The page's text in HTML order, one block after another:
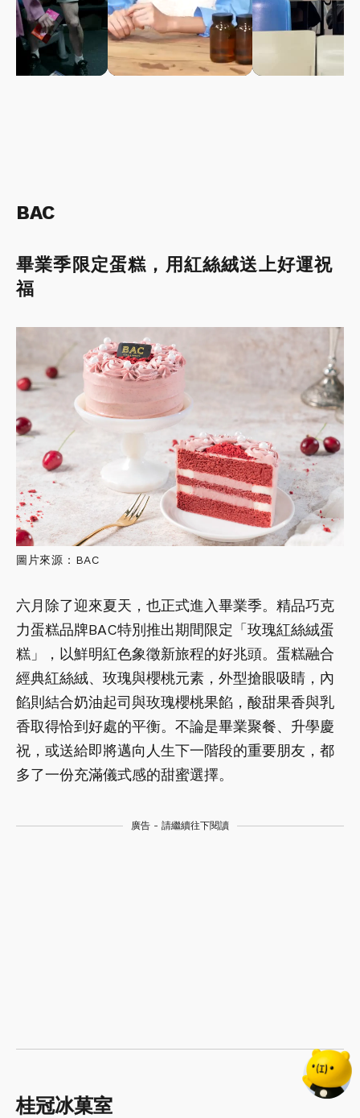
BAC
畢業季限定蛋糕，用紅絲絨送上好運祝
福
圖片來源：BAC
六月除了迎來夏天，也正式進入畢業季。精品巧克
力蛋糕品牌BAC特別推出期間限定「玫瑰紅絲絨蛋
糕」，以鮮明紅色象徵新旅程的好兆頭。蛋糕融合
經典紅絲絨、玫瑰與櫻桃元素，外型搶眼吸睛，內
餡則結合奶油起司與玫瑰櫻桃果餡，酸甜果香與乳
香取得恰到好處的平衡。不論是畢業聚餐、升學慶
祝，或送給即將邁向人生下一階段的重要朋友，都
多了一份充滿儀式感的甜蜜選擇。
廣告 - 請繼續往下閱讀
桂冠冰菓室